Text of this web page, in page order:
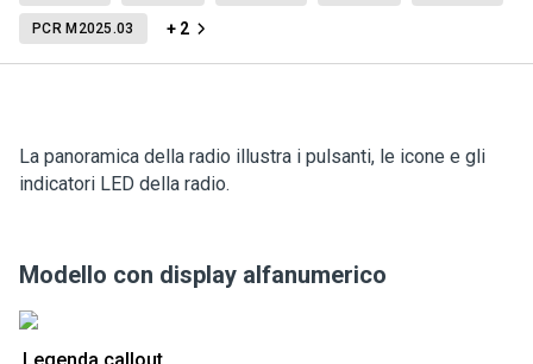
PCR M2025.03 + 2
La panoramica della radio illustra i pulsanti, le icone e gli
indicatori LED della radio.
Modello con display alfanumerico